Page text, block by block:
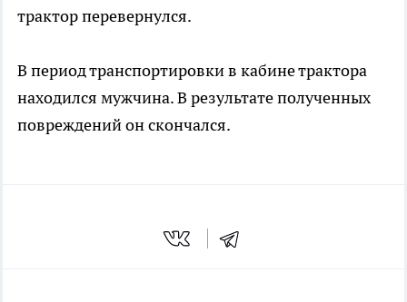
трактор перевернулся.
В период транспортировки в кабине трактора
находился мужчина. В результате полученных
повреждений он скончался.